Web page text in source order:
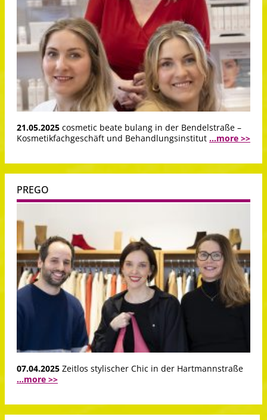
21.05.2025 cosmetic beate bulang in der Bendelstraße –
Kosmetikfachgeschäft und Behandlungsinstitut ...more >>
PREGO
07.04.2025 Zeitlos stylischer Chic in der Hartmannstraße
...more >>